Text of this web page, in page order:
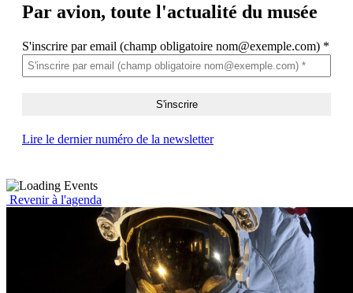
Par avion, toute l'actualité du musée
S'inscrire par email (champ obligatoire nom@exemple.com) *
Lire le dernier numéro de la newsletter
Revenir à l'agenda